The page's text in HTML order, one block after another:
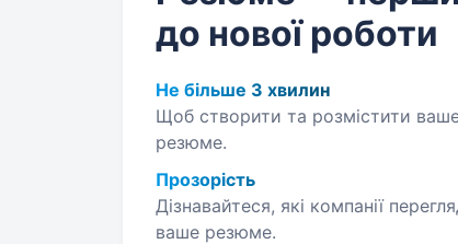
до нової роботи
Не більше 3 хвилин
Щоб створити та розмістити
резюме.
Прозорість
Дізнавайтеся, які компанії
ваше резюме.